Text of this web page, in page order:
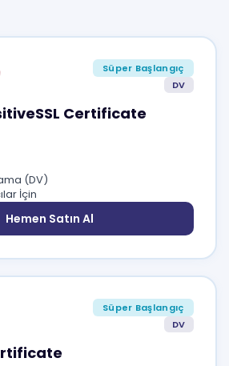
Süper Başlangıç
DV
Certificate
(DV)
İçin
Hemen Satın Al
Süper Başlangıç
DV